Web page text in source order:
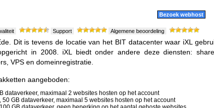
Bezoek webhost
Support Algemene beoordeling
Dit is tevens de locatie van het BIT datacenter waar iXL
in 2008. iXL biedt onder andere deze diensten:
VPS en domeinregistratie.
aangeboden:
dataverkeer, maximaal 2 websites hosten op het account
50 GB dataverkeer, maximaal 5 websites hosten op het account